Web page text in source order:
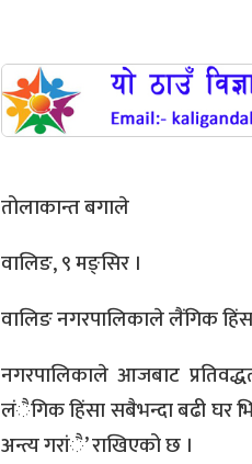
तोलाकान्त बगाले
वालिङ, ९ मङ्सिर ।
वालिङ नगरपालिकाले लैंगिक
नगरपालिकाले आजबाट
लंैगिक हिंसा सबैभन्दा बढी घर
अन्त्य गरांै’ राखिएको छ ।